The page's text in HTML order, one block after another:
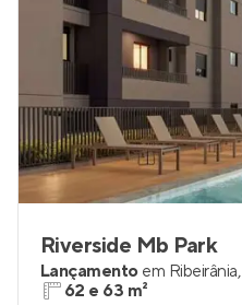
Riverside Mb Park
Lançamento em Ribeirânia,
62 e 63 m²